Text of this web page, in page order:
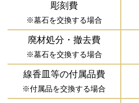
彫刻費
※墓石を交換する場合
廃材処分・撤去費
※墓石を交換する場合
線香皿等の付属品費
※付属品を交換する場合